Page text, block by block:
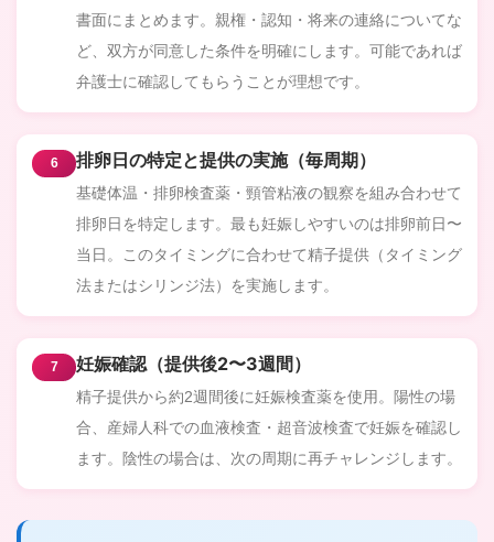
書面にまとめます。親権・認知・将来の連絡についてな
ど、双方が同意した条件を明確にします。可能であれば
弁護士に確認してもらうことが理想です。
6 排卵日の特定と提供の実施（毎周期）
基礎体温・排卵検査薬・頸管粘液の観察を組み合わせて
排卵日を特定します。最も妊娠しやすいのは排卵前日〜
当日。このタイミングに合わせて精子提供（タイミング
法またはシリンジ法）を実施します。
7 妊娠確認（提供後2〜3週間）
精子提供から約2週間後に妊娠検査薬を使用。陽性の場
合、産婦人科での血液検査・超音波検査で妊娠を確認し
ます。陰性の場合は、次の周期に再チャレンジします。